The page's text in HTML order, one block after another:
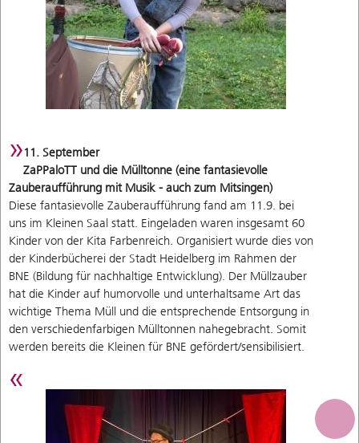
11. September
ZaPPaloTT und die Mülltonne (eine fantasievolle
Zauberaufführung mit Musik - auch zum Mitsingen)
Diese fantasievolle Zauberaufführung fand am 11.9. bei
uns im Kleinen Saal statt. Eingeladen waren insgesamt 60
Kinder von der Kita Farbenreich. Organisiert wurde dies von
der Kinderbücherei der Stadt Heidelberg im Rahmen der
BNE (Bildung für nachhaltige Entwicklung). Der Müllzauber
hat die Kinder auf humorvolle und unterhaltsame Art das
wichtige Thema Müll und die entsprechende Entsorgung in
den verschiedenfarbigen Mülltonnen nahegebracht. Somit
werden bereits die Kleinen für BNE gefördert/sensibilisiert.